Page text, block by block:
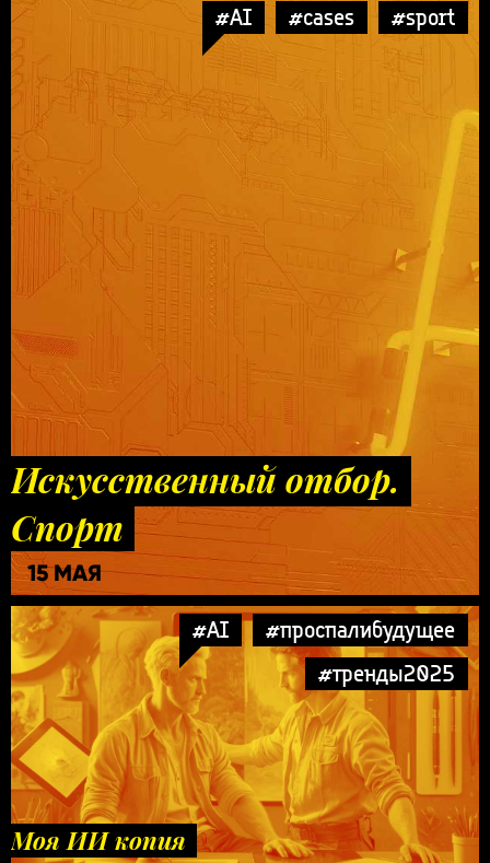
#AI #cases #sport
Искусственный отбор.
Спорт
15 МАЯ
#AI
#проспалибудущее
#тренды2025
Моя ИИ копия